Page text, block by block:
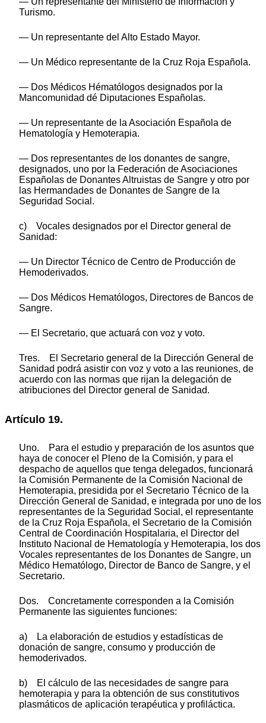
Turismo.
— Un representante del Alto Estado Mayor.
— Un Médico representante de la Cruz Roja Española.
— Dos Médicos Hématólogos designados por la
Mancomunidad dé Diputaciones Españolas.
— Un representante de la Asociación Española de
Hematología y Hemoterapia.
— Dos representantes de los donantes de sangre,
designados, uno por la Federación de Asociaciones
Españolas de Donantes Altruistas de Sangre y otro por
las Hermandades de Donantes de Sangre de la
Seguridad Social.
c) Vocales designados por el Director general de
Sanidad:
— Un Director Técnico de Centro de Producción de
Hemoderivados.
— Dos Médicos Hematólogos, Directores de Bancos de
Sangre.
— El Secretario, que actuará con voz y voto.
Tres. El Secretario general de la Dirección General de
Sanidad podrá asistir con voz y voto a las reuniones, de
acuerdo con las normas que rijan la delegación de
atribuciones del Director general de Sanidad.
Artículo 19.
Uno. Para el estudio y preparación de los asuntos que
haya de conocer el Pleno de la Comisión, y para el
despacho de aquellos que tenga delegados, funcionará
la Comisión Permanente de la Comisión Nacional de
Hemoterapia, presidida por el Secretario Técnico de la
Dirección General de Sanidad, e integrada por uno de los
representantes de la Seguridad Social, el representante
de la Cruz Roja Española, el Secretario de la Comisión
Central de Coordinación Hospitalaria, el Director del
Instituto Nacional de Hematología y Hemoterapia, los dos
Vocales representantes de los Donantes de Sangre, un
Médico Hematólogo, Director de Banco de Sangre, y el
Secretario.
Dos. Concretamente corresponden a la Comisión
Permanente las siguientes funciones:
a) La elaboración de estudios y estadísticas de
donación de sangre, consumo y producción de
hemoderivados.
b) El cálculo de las necesidades de sangre para
hemoterapia y para la obtención de sus constitutivos
plasmáticos de aplicación terapéutica y profiláctica.